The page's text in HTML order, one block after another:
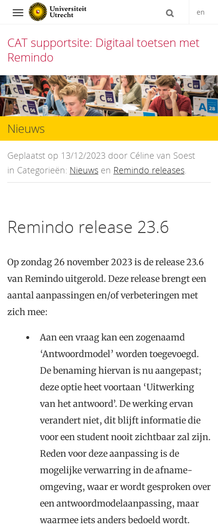
Navigation en
CAT supportsite: Digitaal toetsen met
Remindo
Direct
naar
het
inhoud
Nieuws
Geplaatst op 13/12/2023 door Céline van Soest
in Categorieën: Nieuws en Remindo releases.
Remindo release 23.6
Op zondag 26 november 2023 is de release 23.6
van Remindo uitgerold. Deze release brengt een
aantal aanpassingen en/of verbeteringen met
zich mee:
Aan een vraag kan een zogenaamd
‘Antwoordmodel’ worden toegevoegd.
De benaming hiervan is nu aangepast;
deze optie heet voortaan ‘Uitwerking
van het antwoord’. De werking ervan
verandert niet, dit blijft informatie die
voor een student nooit zichtbaar zal zijn.
Reden voor deze aanpassing is de
mogelijke verwarring in de afname-
omgeving, waar er wordt gesproken over
een antwoordmodelaanpassing, maar
waarmee iets anders bedoeld wordt.